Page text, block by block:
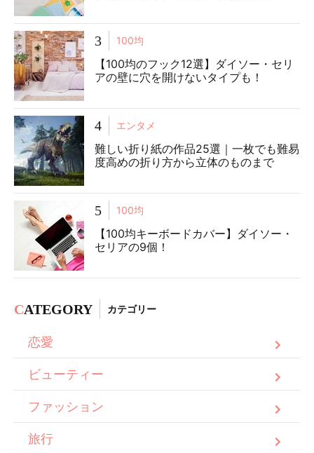
3 100均
【100均のフック12選】ダイソー・セリ
アの壁に穴を開けないタイプも！
4 エンタメ
難しい折り紙の作品25選｜一枚でも難易
度高めの折り方から立体のものまで
5 100均
【100均キーボードカバー】ダイソー・
セリアの9個！
CATEGORY カテゴリー
恋愛
ビューティー
ファッション
旅行